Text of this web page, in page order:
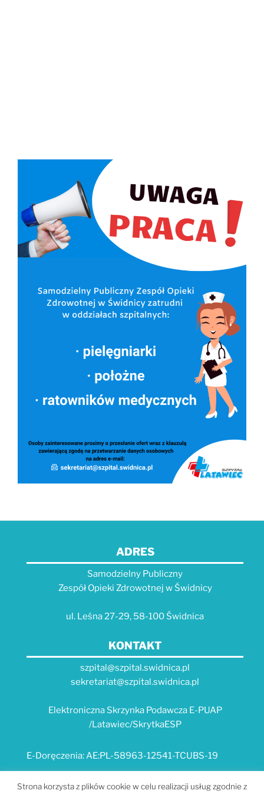
ADRES
Samodzielny Publiczny
Zespół Opieki Zdrowotnej w Świdnicy
ul. Leśna 27-29, 58-100 Świdnica
KONTAKT
szpital@szpital.swidnica.pl
sekretariat@szpital.swidnica.pl
Elektroniczna Skrzynka Podawcza E-PUAP
/Latawiec/SkrytkaESP
E-Doręczenia: AE:PL-58963-12541-TCUBS-19
E-USŁUGI
Strona korzysta z plików cookie w celu realizacji usług zgodnie z